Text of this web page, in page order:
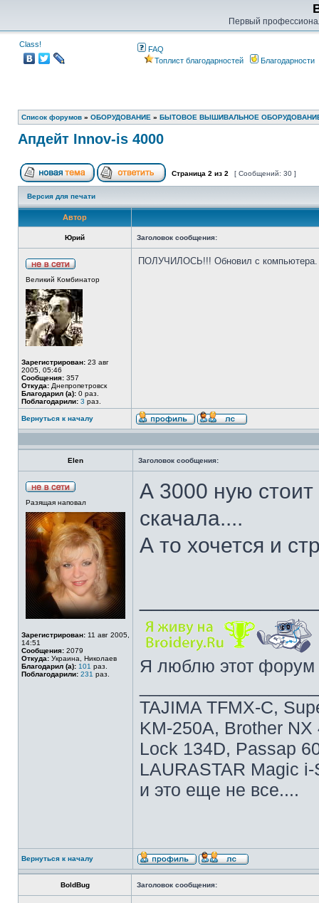
Первый
Class!
FAQ
Топлист благодарностей
Благодарности
Список форумов » ОБОРУДОВАНИЕ » БЫТОВОЕ ВЫШИВАЛЬНОЕ
Апдейт Innov-is 4000
Страница 2 из 2 [ Сообщений: 30 ]
Версия для печати
Автор
Юрий Заголовок сообщения:
Великий Комбинатор
Зарегистрирован: 23 авг
2005, 05:46
Сообщения: 357
Откуда: Днепропетровск
Благодарил (а): 0 раз.
Поблагодарили: 3 раз.
ПОЛУЧИЛОСЬ!!! Обновил с компьютера.
Вернуться к началу
Elen Заголовок сообщения:
Разящая наповал
Зарегистрирован: 11 авг 2005,
14:51
Сообщения: 2079
Откуда: Украина, Николаев
Благодарил (а): 101 раз.
Поблагодарили: 231 раз.
А 3000 ную
скачала....
А то хочется и
Я люблю этот
TAJIMA TFMX-C,
KM-250A, Brother
Lock 134D, Passap
LAURASTAR Magic
и это еще не все....
Вернуться к началу
BoldBug Заголовок сообщения: